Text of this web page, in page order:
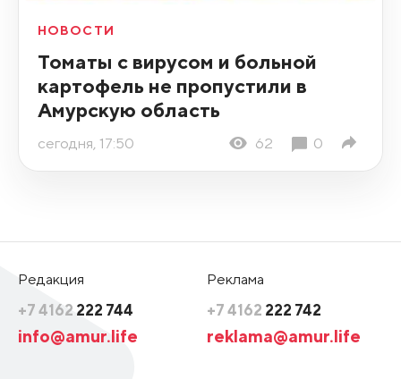
НОВОСТИ
Томаты с вирусом и больной
картофель не пропустили в
Амурскую область
сегодня, 17:50 62 0
Редакция
+7 4162 222 744
info@amur.life
Реклама
+7 4162 222 742
reklama@amur.life